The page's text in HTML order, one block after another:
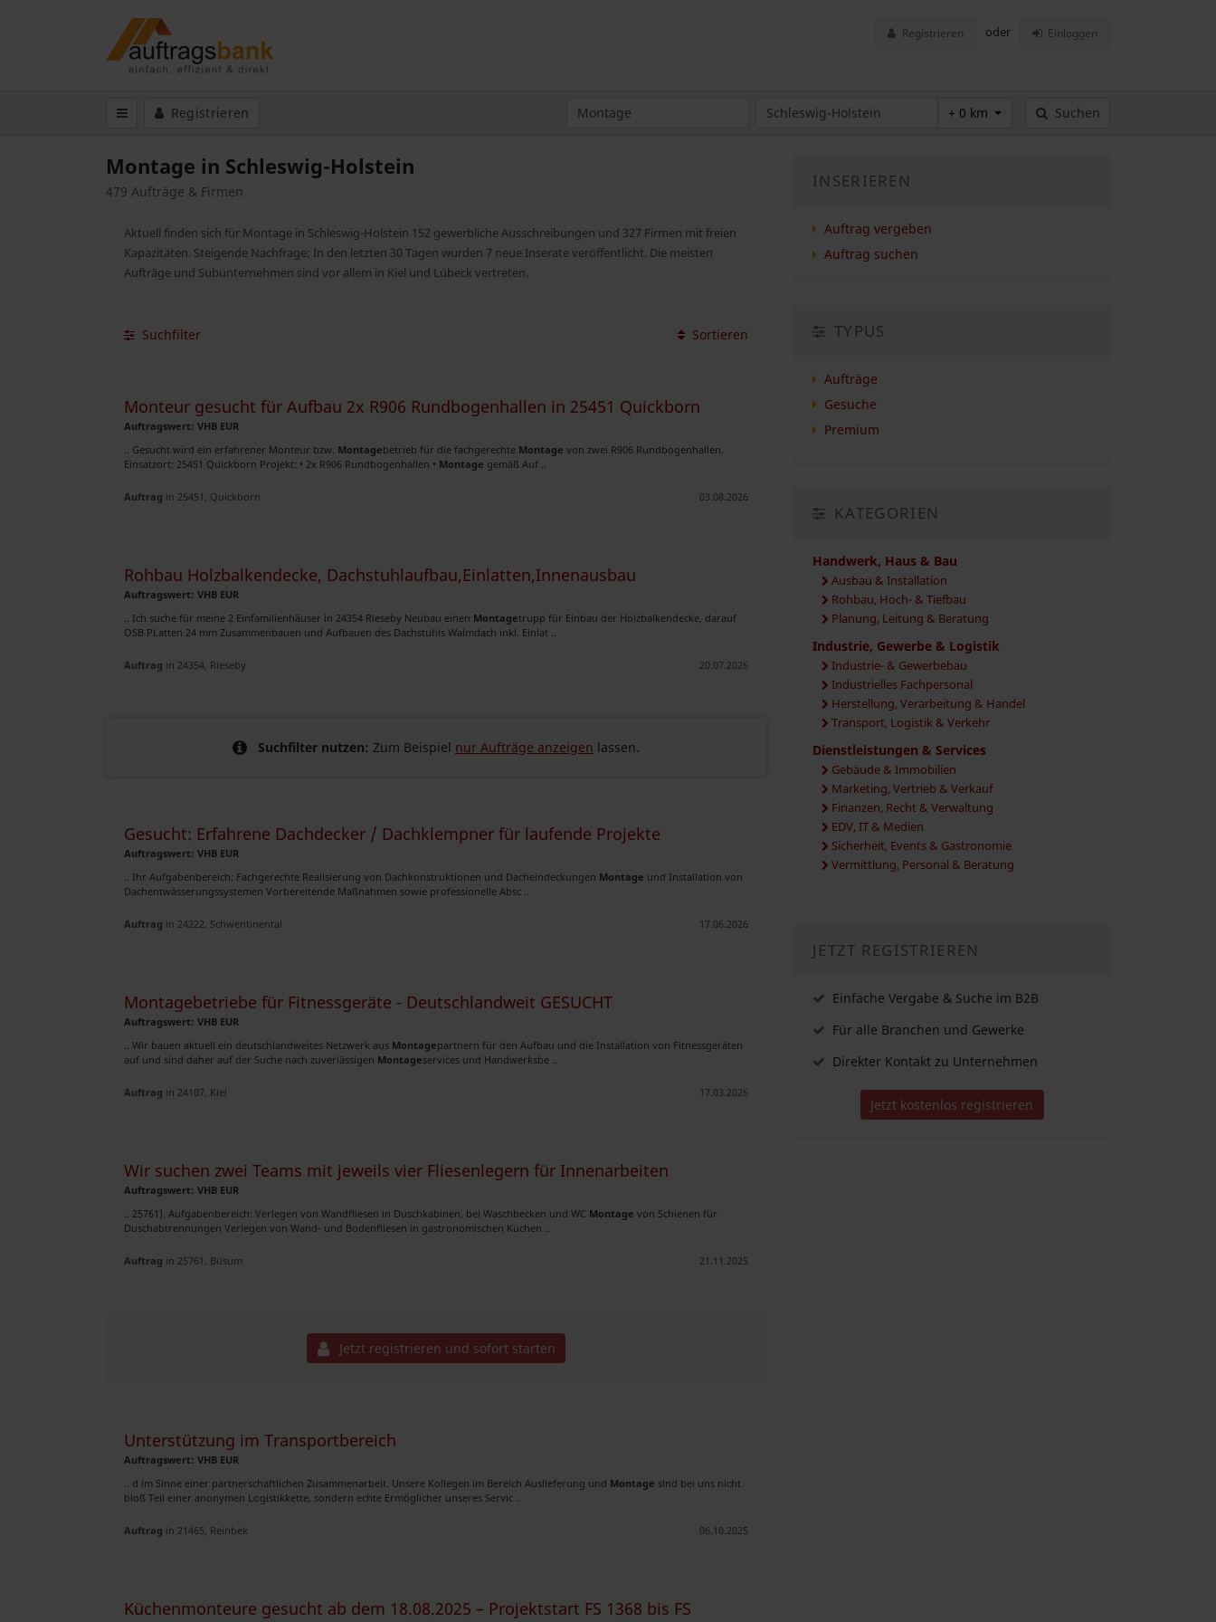
Registrieren oder Einloggen
Registrieren + 0 km Suchen
Montage in Schleswig-Holstein
479 Aufträge & Firmen
Aktuell finden sich für Montage in Schleswig-Holstein 152 gewerbliche Ausschreibungen und 327 Firmen mit freien
Kapazitäten. Steigende Nachfrage: In den letzten 30 Tagen wurden 7 neue Inserate veröffentlicht. Die meisten
Aufträge und Subunternehmen sind vor allem in Kiel und Lübeck vertreten.
Suchfilter Sortieren
Monteur gesucht für Aufbau 2x R906 Rundbogenhallen in 25451 Quickborn
Auftragswert: VHB EUR
.. Gesucht wird ein erfahrener Monteur bzw. Montagebetrieb für die fachgerechte Montage von zwei R906 Rundbogenhallen.
Einsatzort: 25451 Quickborn Projekt: • 2x R906 Rundbogenhallen • Montage gemäß Auf ..
Auftrag in 25451, Quickborn 03.08.2026
Rohbau Holzbalkendecke, Dachstuhlaufbau,Einlatten,Innenausbau
Auftragswert: VHB EUR
.. Ich suche für meine 2 Einfamilienhäuser in 24354 Rieseby Neubau einen Montagetrupp für Einbau der Holzbalkendecke, darauf
OSB PLatten 24 mm Zusammenbauen und Aufbauen des Dachstuhls Walmdach inkl. Einlat ..
Auftrag in 24354, Rieseby 20.07.2026
Suchfilter nutzen: Zum Beispiel nur Aufträge anzeigen lassen.
Gesucht: Erfahrene Dachdecker / Dachklempner für laufende Projekte
Auftragswert: VHB EUR
.. Ihr Aufgabenbereich: Fachgerechte Realisierung von Dachkonstruktionen und Dacheindeckungen Montage und Installation von
Dachentwässerungssystemen Vorbereitende Maßnahmen sowie professionelle Absc ..
Auftrag in 24222, Schwentinental 17.06.2026
Montagebetriebe für Fitnessgeräte - Deutschlandweit GESUCHT
Auftragswert: VHB EUR
.. Wir bauen aktuell ein deutschlandweites Netzwerk aus Montagepartnern für den Aufbau und die Installation von Fitnessgeräten
auf und sind daher auf der Suche nach zuverlässigen Montageservices und Handwerksbe ..
Auftrag in 24107, Kiel 17.03.2026
Wir suchen zwei Teams mit jeweils vier Fliesenlegern für Innenarbeiten
Auftragswert: VHB EUR
.. 25761). Aufgabenbereich: Verlegen von Wandfliesen in Duschkabinen, bei Waschbecken und WC Montage von Schienen für
Duschabtrennungen Verlegen von Wand- und Bodenfliesen in gastronomischen Küchen ..
Auftrag in 25761, Büsum 21.11.2025
Jetzt registrieren und sofort starten
Unterstützung im Transportbereich
Auftragswert: VHB EUR
.. d im Sinne einer partnerschaftlichen Zusammenarbeit. Unsere Kollegen im Bereich Auslieferung und Montage sind bei uns nicht
bloß Teil einer anonymen Logistikkette, sondern echte Ermöglicher unseres Servic ..
Auftrag in 21465, Reinbek 06.10.2025
Küchenmonteure gesucht ab dem 18.08.2025 – Projektstart FS 1368 bis FS
INSERIEREN
Auftrag vergeben
Auftrag suchen
TYPUS
Aufträge
Gesuche
Premium
KATEGORIEN
Handwerk, Haus & Bau
Ausbau & Installation
Rohbau, Hoch- & Tiefbau
Planung, Leitung & Beratung
Industrie, Gewerbe & Logistik
Industrie- & Gewerbebau
Industrielles Fachpersonal
Herstellung, Verarbeitung & Handel
Transport, Logistik & Verkehr
Dienstleistungen & Services
Gebäude & Immobilien
Marketing, Vertrieb & Verkauf
Finanzen, Recht & Verwaltung
EDV, IT & Medien
Sicherheit, Events & Gastronomie
Vermittlung, Personal & Beratung
JETZT REGISTRIEREN
Einfache Vergabe & Suche im B2B
Für alle Branchen und Gewerke
Direkter Kontakt zu Unternehmen
Jetzt kostenlos registrieren